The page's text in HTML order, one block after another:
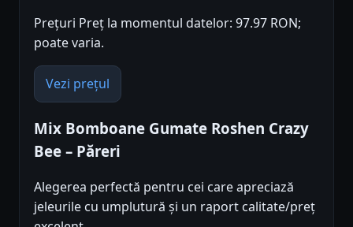
Prețuri Preț la momentul datelor: 97.97 RON;
poate varia.
Vezi prețul
Mix Bomboane Gumate Roshen Crazy
Bee – Păreri
Alegerea perfectă pentru cei care apreciază
jeleurile cu umplutură și un raport calitate/preț